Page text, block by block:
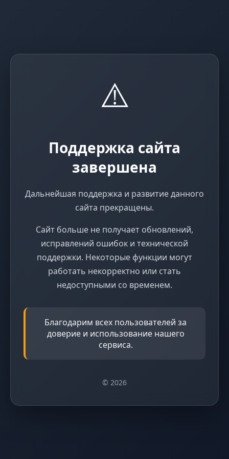
⚠️
Поддержка сайта
завершена
Дальнейшая поддержка и развитие данного
сайта прекращены.
Сайт больше не получает обновлений,
исправлений ошибок и технической
поддержки. Некоторые функции могут
работать некорректно или стать
недоступными со временем.
Благодарим всех пользователей за
доверие и использование нашего
сервиса.
© 2026